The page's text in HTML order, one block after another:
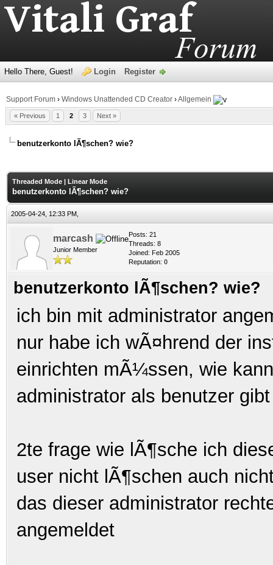
Hello There, Guest! Login Register
Support Forum › Windows Unattended CD Creator ›Allgemein
« Previous 1 2 3 Next »
benutzerkonto lÃ¶schen? wie?
Threaded Mode | Linear Mode
benutzerkonto lÃ¶schen? wie?
2005-04-24, 12:33 PM,
marcash
Junior Member
Posts: 21
Threads: 8
Joined: Feb 2005
Reputation: 0
benutzerkonto lÃ¶schen? wie?
ich bin mit administrator
nur habe ich wÃ¤hrend der
einrichten mÃ¼ssen, wie
administrator als benutzer gibt
2te frage wie lÃ¶sche ich
user nicht lÃ¶schen auch
das dieser administrator
angemeldet